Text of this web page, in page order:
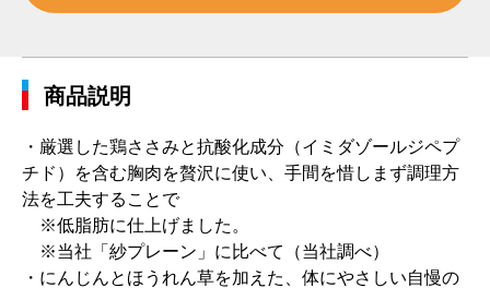
商品説明
・厳選した鶏ささみと抗酸化成分（イミダゾールジペプ
チド）を含む胸肉を贅沢に使い、手間を惜しまず調理方
法を工夫することで
※低脂肪に仕上げました。
※当社「紗プレーン」に比べて（当社調べ）
・にんじんとほうれん草を加えた、体にやさしい自慢の